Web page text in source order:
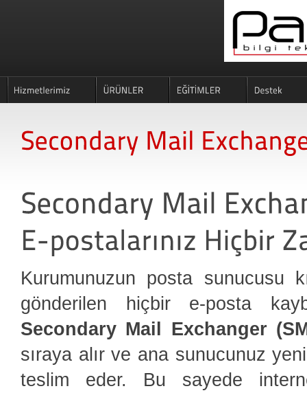
Kurumunuzun posta sunucusu
gönderilen hiçbir e-posta
Secondary Mail Exchanger
sıraya alır ve ana sunucunuz
teslim eder. Bu sayede